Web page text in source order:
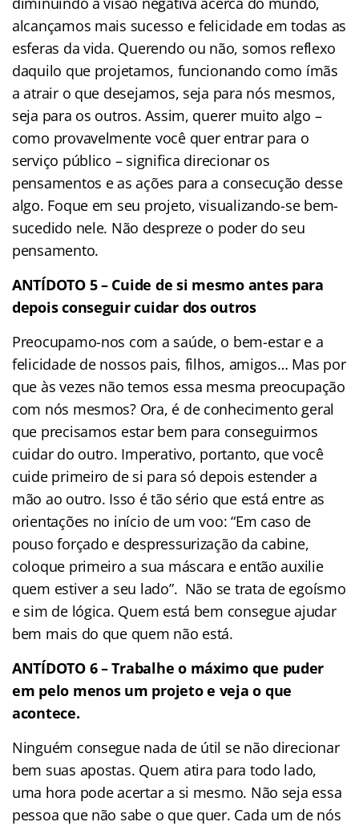
alcançamos mais sucesso e felicidade em todas as
esferas da vida. Querendo ou não, somos reflexo
daquilo que projetamos, funcionando como ímãs
a atrair o que desejamos, seja para nós mesmos,
seja para os outros. Assim, querer muito algo –
como provavelmente você quer entrar para o
serviço público – significa direcionar os
pensamentos e as ações para a consecução desse
algo. Foque em seu projeto, visualizando-se bem-
sucedido nele. Não despreze o poder do seu
pensamento.
ANTÍDOTO 5 – Cuide de si mesmo antes para
depois conseguir cuidar dos outros
Preocupamo-nos com a saúde, o bem-estar e a
felicidade de nossos pais, filhos, amigos… Mas por
que às vezes não temos essa mesma preocupação
com nós mesmos? Ora, é de conhecimento geral
que precisamos estar bem para conseguirmos
cuidar do outro. Imperativo, portanto, que você
cuide primeiro de si para só depois estender a
mão ao outro. Isso é tão sério que está entre as
orientações no início de um voo: “Em caso de
pouso forçado e despressurização da cabine,
coloque primeiro a sua máscara e então auxilie
quem estiver a seu lado”. Não se trata de egoísmo
e sim de lógica. Quem está bem consegue ajudar
bem mais do que quem não está.
ANTÍDOTO 6 – Trabalhe o máximo que puder
em pelo menos um projeto e veja o que
acontece.
Ninguém consegue nada de útil se não direcionar
bem suas apostas. Quem atira para todo lado,
uma hora pode acertar a si mesmo. Não seja essa
pessoa que não sabe o que quer. Cada um de nós